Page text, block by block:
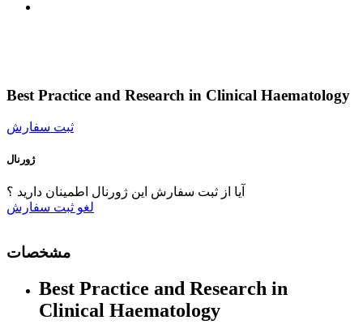
Best Practice and Research in Clinical Haematology
ثبت سفارش
ژورنال
آیا از ثبت سفارش این ژورنال اطمینان دارید ؟
لغو ثبت سفارش
مشخصات
Best Practice and Research in
Clinical Haematology